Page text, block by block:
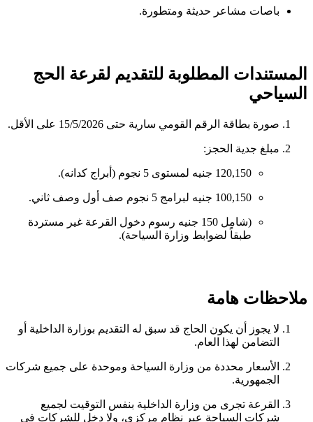
باصات مشاعر حديثة ومتطورة.
المستندات المطلوبة للتقديم لقرعة الحج
السياحي
صورة بطاقة الرقم القومي سارية حتى 15/5/2026 على الأقل.
مبلغ جدية الحجز:
120,150 جنيه لمستوى 5 نجوم (أبراج كدانه).
100,150 جنيه لبرامج 5 نجوم صف أول وصف ثاني.
(شامل 150 جنيه رسوم دخول القرعة غير مستردة
طبقاً لضوابط وزارة السياحة).
ملاحظات هامة
لا يجوز أن يكون الحاج قد سبق له التقديم بوزارة الداخلية أو
التضامن لهذا العام.
الأسعار محددة من وزارة السياحة وموحدة على جميع شركات
الجمهورية.
القرعة تجرى من وزارة الداخلية بنفس التوقيت لجميع
شركات السياحة عبر نظام مركزي، ولا دخل للشركات في